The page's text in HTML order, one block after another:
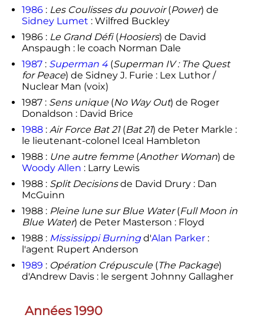
1986: Les Coulisses du pouvoir(Power) de
Sidney Lumet : Wilfred Buckley
1986 : Le Grand Défi(Hoosiers) de David
Anspaugh : le coach Norman Dale
1987: Superman 4(Superman IV : The Quest
for Peace) de Sidney J. Furie : Lex Luthor /
Nuclear Man (voix)
1987 : Sens unique(No Way Out) de Roger
Donaldson : David Brice
1988: Air Force Bat 21(Bat 21) de Peter Markle :
le lieutenant-colonel Iceal Hambleton
1988 : Une autre femme(Another Woman) de
Woody Allen : Larry Lewis
1988 : Split Decisionsde David Drury : Dan
McGuinn
1988 : Pleine lune sur Blue Water(Full Moon in
Blue Water) de Peter Masterson : Floyd
1988 : Mississippi Burningd'Alan Parker:
l'agent Rupert Anderson
1989 : Opération Crépuscule(The Package)
d'Andrew Davis : le sergent Johnny Gallagher
Années 1990